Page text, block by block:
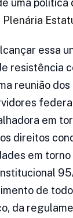
uma
essa
resistência
reunião
em
direitos
em
de
da